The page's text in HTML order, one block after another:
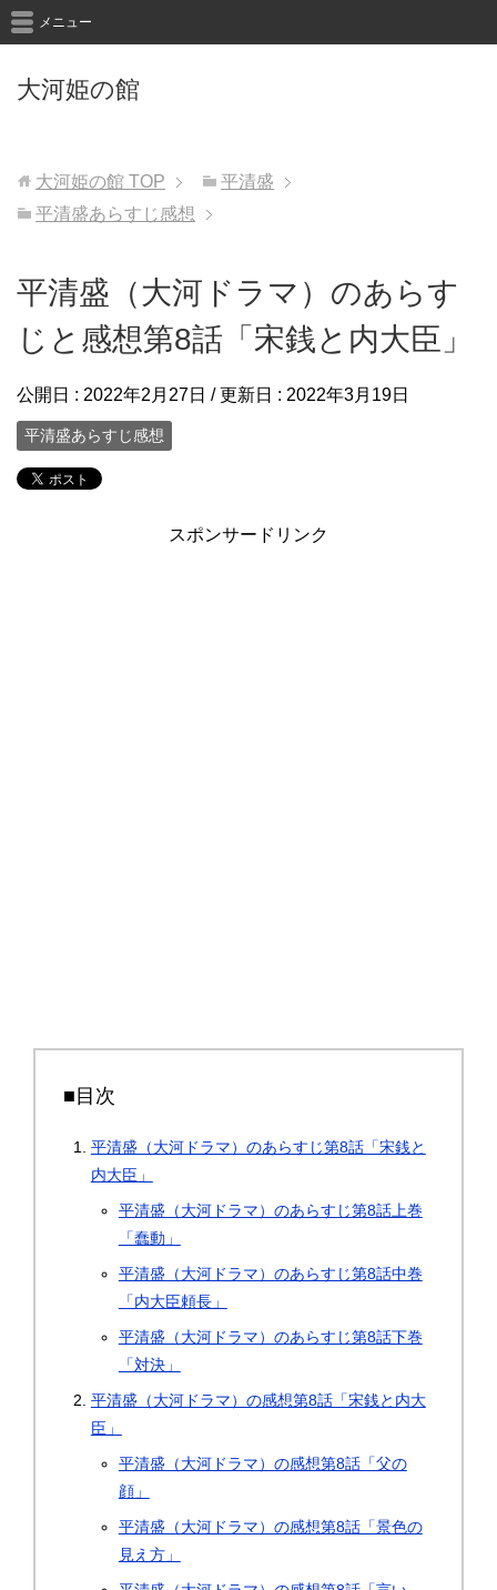
大河姫の館
メニュー
大河姫の館 TOP
平清盛
平清盛あらすじ感想
平清盛（大河ドラマ）のあらす
じと感想第8話「宋銭と内大臣」
公開日 : 2022年2月27日 / 更新日 : 2022年3月19日
平清盛あらすじ感想
スポンサードリンク
■目次
平清盛（大河ドラマ）のあらすじ第8話「宋銭と
内大臣」
平清盛（大河ドラマ）のあらすじ第8話上巻
「蠢動」
平清盛（大河ドラマ）のあらすじ第8話中巻
「内大臣頼長」
平清盛（大河ドラマ）のあらすじ第8話下巻
「対決」
平清盛（大河ドラマ）の感想第8話「宋銭と内大
臣」
平清盛（大河ドラマ）の感想第8話「父の
顔」
平清盛（大河ドラマ）の感想第8話「景色の
見え方」